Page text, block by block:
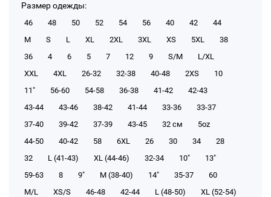
Размер одежды:
46 48 50 52 54 56 40 42
44
M
S L XL 2XL 3XL XS 5XL
38
36
4 6 5 7 12 9 S/M
L/XL
XXL
4XL 26-32 32-38 40-48 2XS
10
11"
56-60 54-58 36-38 41-42
42-43
43-44
43-46 38-42 41-44 33-36
33-37
37-40
39-42 37-39 43-45 32 см
5oz
44-50
40-42 58 6XL 26 30 34
28
32
L (41-43) XL (44-46) 32-34 10"
13"
59-63
8 9" M (38-40) 14" 35-37
60
M/L
XS/S 46-48 42-44 L (48-50)
XL (52-54)